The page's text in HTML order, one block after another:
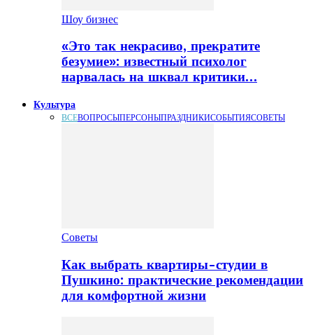
Шоу бизнес
«Это так некрасиво, прекратите
безумие»: известный психолог
нарвалась на шквал критики…
Культура
ВСЕВОПРОСЫПЕРСОНЫПРАЗДНИКИСОБЫТИЯСОВЕТЫ
Советы
Как выбрать квартиры-студии в
Пушкино: практические рекомендации
для комфортной жизни